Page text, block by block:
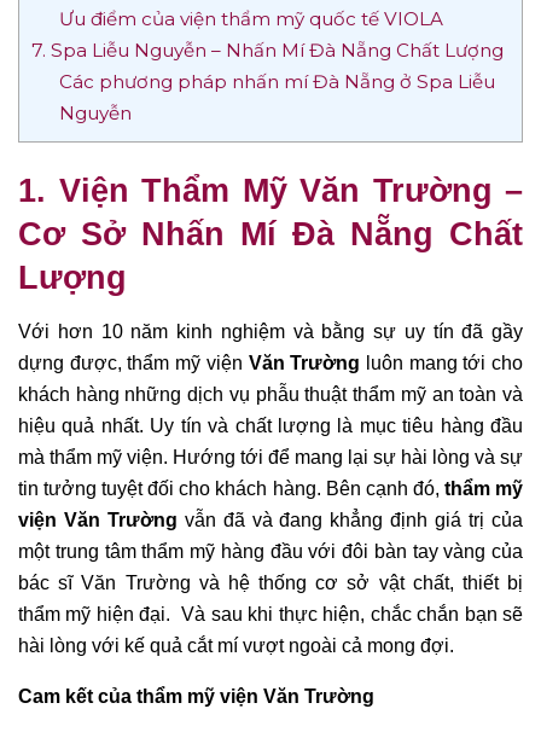
Ưu điểm của viện thẩm mỹ quốc tế VIOLA
7. Spa Liễu Nguyễn – Nhấn Mí Đà Nẵng Chất Lượng
Các phương pháp nhấn mí Đà Nẵng ở Spa Liễu
Nguyễn
1. Viện Thẩm Mỹ Văn Trường –
Cơ Sở Nhấn Mí Đà Nẵng Chất
Lượng
Với hơn 10 năm kinh nghiệm và bằng sự uy tín đã gầy
dựng được, thẩm mỹ viện Văn Trường
luôn mang tới cho
khách hàng những dịch vụ phẫu thuật thẩm mỹ an toàn và
hiệu quả nhất. Uy tín và chất lượng là mục tiêu hàng đầu
mà thẩm mỹ viện. Hướng tới để mang lại sự hài lòng và sự
tin tưởng tuyệt đối cho khách hàng. Bên cạnh đó, thẩm mỹ
viện Văn Trường vẫn đã và đang khẳng định giá trị của
một trung tâm thẩm mỹ hàng đầu với đôi bàn tay vàng của
bác sĩ Văn Trường và hệ thống cơ sở vật chất, thiết bị
thẩm mỹ hiện đại. Và sau khi thực hiện, chắc chắn bạn sẽ
hài lòng với kế quả cắt mí vượt ngoài cả mong đợi.
Cam kết của thẩm mỹ viện Văn Trường